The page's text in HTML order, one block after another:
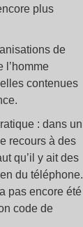
plus
de
l’homme
contenues
: dans un
recours à des
qu’il y ait des
du téléphone.
pas encore été
code de